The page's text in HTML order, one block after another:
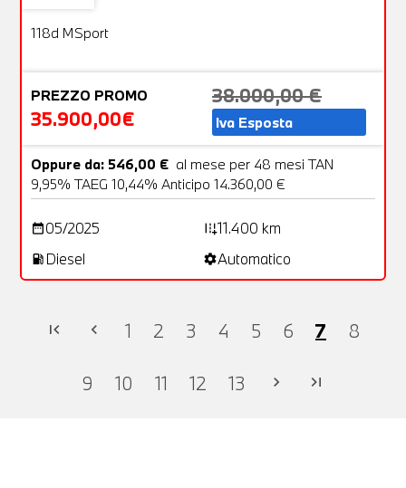
118d MSport
PREZZO PROMO
35.900,00€
38.000,00 €
Iva Esposta
Oppure da: 546,00 € al mese per 48 mesi TAN
9,95% TAEG 10,44% Anticipo 14.360,00 €
date_range05/2025 add_road11.400 km
local_gas_station Diesel settingsAutomatico
first_page chevron_left 1 2 3 4 5 6 7 8
9 10 11 12 13 chevron_right last_page